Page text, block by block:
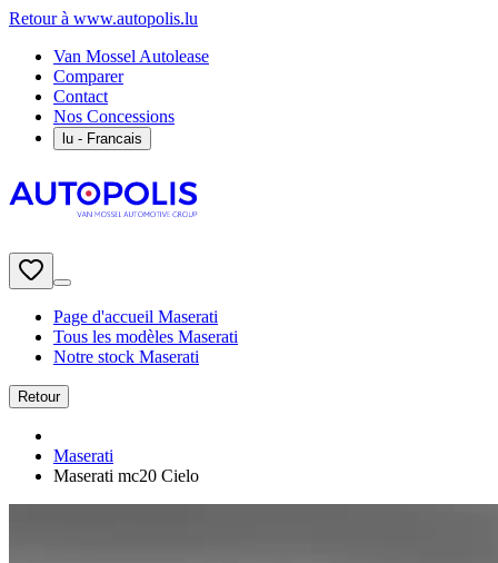
Retour à www.autopolis.lu
Van Mossel Autolease
Comparer
Contact
Nos Concessions
lu - Francais
Page d'accueil Maserati
Tous les modèles Maserati
Notre stock Maserati
Retour
Maserati
Maserati mc20 Cielo